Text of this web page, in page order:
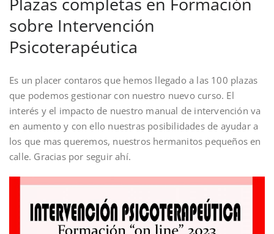
sobre Intervención
Psicoterapéutica
Es un placer contaros que hemos llegado a las 100 plazas
que podemos gestionar con nuestro nuevo curso. El
interés y el impacto de nuestro manual de intervención va
en aumento y con ello nuestras posibilidades de ayudar a
los que mas queremos, nuestros hermanitos pequeños en
calle. Gracias por seguir ahí.